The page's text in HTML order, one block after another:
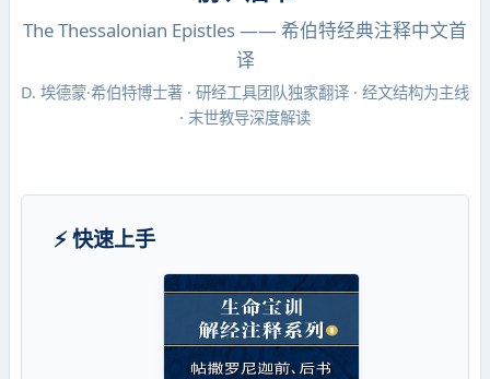
The Thessalonian Epistles —— 希伯特经典注释中文首
译
D. 埃德蒙·希伯特博士著 · 研经工具团队独家翻译 · 经文结构为主线
· 末世教导深度解读
⚡ 快速上手